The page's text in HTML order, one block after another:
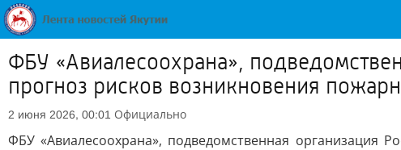
ФБУ «Авиалесоохрана»,
прогноз рисков возникновения
2 июня 2026, 00:01 Официально
ФБУ «Авиалесоохрана», подведомственная организация